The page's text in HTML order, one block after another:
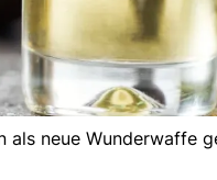
als neue Wunderwaffe